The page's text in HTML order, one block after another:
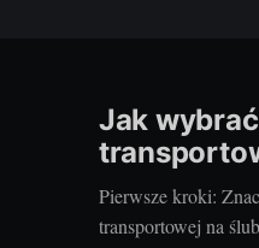
Jak
Pierwsze kroki:
transportowej na